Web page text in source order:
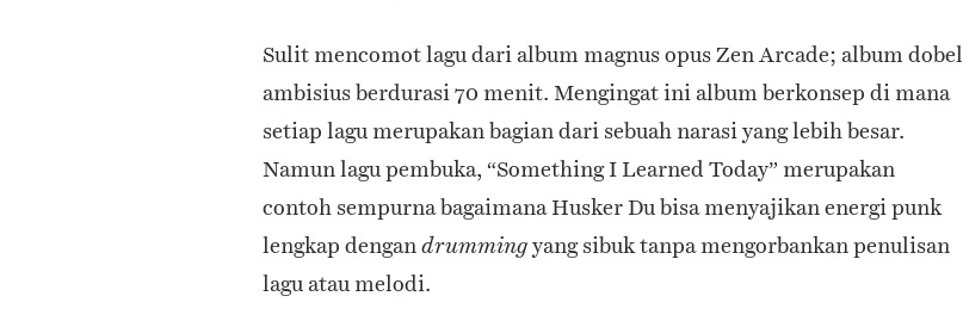
Sulit mencomot lagu dari album magnus opus Zen Arcade; album dobel
ambisius berdurasi 70 menit. Mengingat ini album berkonsep di mana
setiap lagu merupakan bagian dari sebuah narasi yang lebih besar.
Namun lagu pembuka, “Something I Learned Today” merupakan
contoh sempurna bagaimana Husker Du bisa menyajikan energi punk
lengkap dengandrummingyang sibuk tanpa mengorbankan penulisan
lagu atau melodi.